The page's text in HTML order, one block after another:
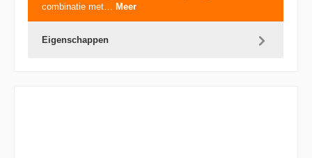
combinatie met… Meer
Eigenschappen